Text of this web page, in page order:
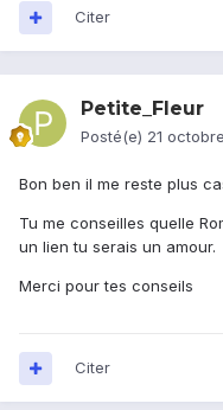
Citer
Petite_Fleur
Posté(e) 21
Bon ben il me reste plus
Tu me conseilles quelle
un lien tu serais un amour.
Merci pour tes conseils
Citer